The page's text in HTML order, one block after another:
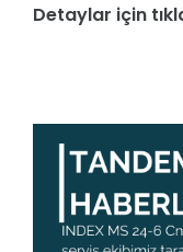
Detaylar için